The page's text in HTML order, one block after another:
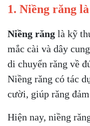
1. Niềng răng
Niềng răng là kỹ
mắc cài và dây
di chuyển răng về
Niềng răng có tác
cười, giúp răng
Hiện nay, niềng